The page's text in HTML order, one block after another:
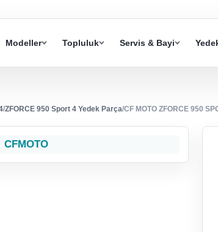
Modeller Topluluk Servis & Bayi
/ZFORCE 950 Sport 4 Yedek Parça/CF MOTO ZFORCE 950
CFMOTO